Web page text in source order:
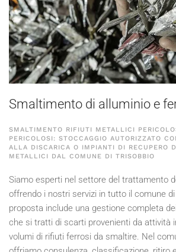
Smaltimento di alluminio e
SMALTIMENTO RIFIUTI METALLICI
PERICOLOSI: STOCCAGGIO AUTORIZZATO
ALLA DISCARICA O IMPIANTI DI RECUPERO
METALLICI DAL COMUNE DI TRISOBBIO
Siamo esperti nel settore del trattamento
offrendo i nostri servizi in tutto il comune
proposta include una gestione completa
che si tratti di scarti provenienti da attività
volumi di rifiuti ferrosi da smaltire. Nel